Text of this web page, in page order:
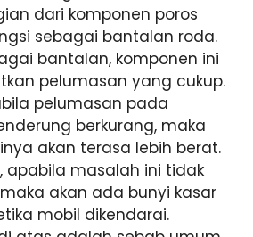
dari komponen poros
sebagai bantalan roda.
bantalan, komponen ini
pelumasan yang cukup.
pelumasan pada
berkurang, maka
akan terasa lebih berat.
apabila masalah ini tidak
akan ada bunyi kasar
mobil dikendarai.